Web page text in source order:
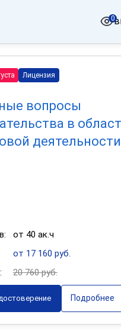
0
Лицензия
вопросы
в
деятельности
от 40 ак.ч
от 17 160 руб.
20 760 руб.
Подробнее